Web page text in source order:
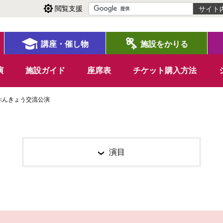
閲覧支援
講座・催し物 施設をかりる
施設ガイド 座席表 チケット購入方法
んきょう交流公演
演目